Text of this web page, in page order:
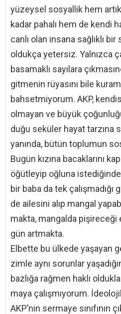
yüzeysel sosyallik hem
kadar pahalı hem de kendi
canlı olan insana sağlıklı
oldukça yetersiz. Yalnızca
basamaklı sayılara
gitmenin rüyasını bile
bahsetmiyorum. AKP,
olmayan ve büyük
duğu seküler hayat tarzına
yanında, bütün toplumun
Bugün kızına bacaklarını
öğütleyip oğluna istediğinde
bir baba da tek
de ailesini alıp mangal
makta, mangalda
gün artmakta.
Elbette bu ülkede yaşayan
zimle aynı sorunlar
bazlığa rağmen haklı
maya çalışmıyorum.
AKP’nin sermaye sınıfının